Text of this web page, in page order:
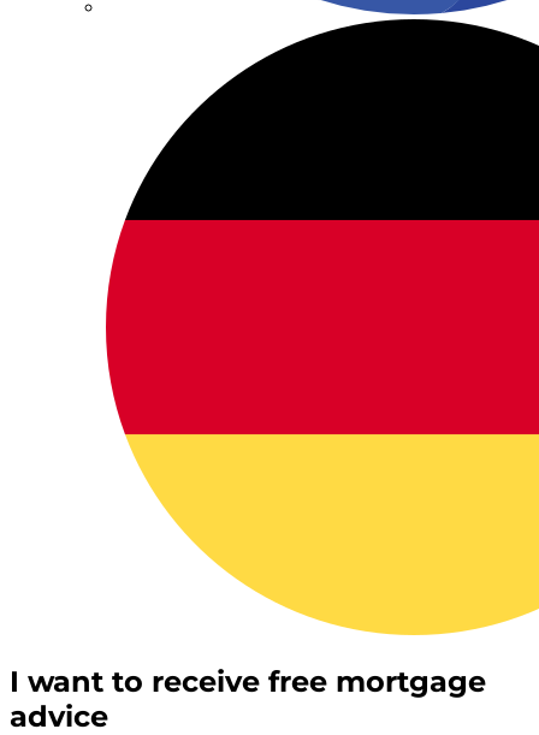
I want to receive free mortgage
advice